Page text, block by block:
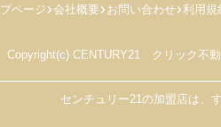
ページ 会社概要 お問い合わせ 利用規
Copyright(c) CENTURY21 クリック不
センチュリー21の加盟店は、